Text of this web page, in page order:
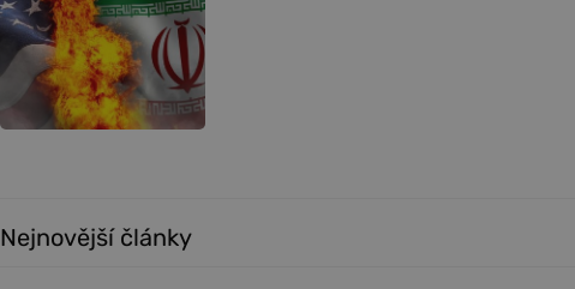
Nejnovější články